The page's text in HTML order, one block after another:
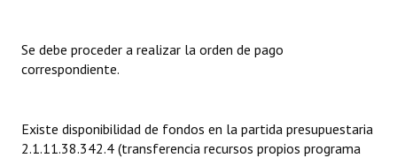
Actas de Sesión
Ejecución Presupuestaria
Se debe proceder a realizar la orden de pago
correspondiente.
Existe disponibilidad de fondos en la partida presupuestaria
2.1.11.38.342.4 (transferencia recursos propios programa